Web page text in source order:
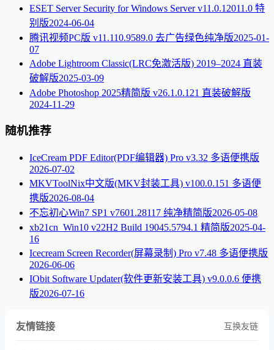
ESET Server Security for Windows Server v11.0.12011.0 特
别版2024-06-04
腾讯视频PC版 v11.110.9589.0 去广告绿色纯净版2025-01-
07
Adobe Lightroom Classic(LRC免激活版) 2019–2024 直装
破解版2025-03-09
Adobe Photoshop 2025精简版 v26.1.0.121 直装破解版
2024-11-29
随机推荐
IceCream PDF Editor(PDF编辑器) Pro v3.32 多语便携版
2026-07-02
MKVToolNix中文版(MKV封装工具) v100.0.151 多语便
携版2026-08-04
不忘初心Win7 SP1 v7601.28117 纯净精简版2026-05-08
xb21cn_Win10 v22H2 Build 19045.5794.1 精简版2025-04-
16
Icecream Screen Recorder(屏幕录制) Pro v7.48 多语便携版
2026-06-06
IObit Software Updater(软件更新安装工具) v9.0.0.6 便携
版2026-07-16
友情链接 互换友链